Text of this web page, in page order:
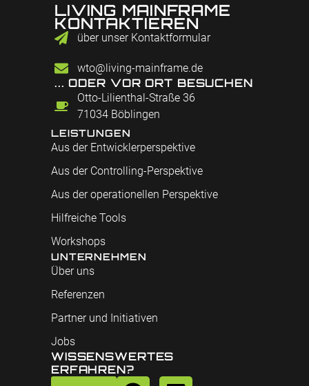
LIVING MAINFRAME
KONTAKTIEREN
über unser Kontaktformular
wto@living-mainframe.de
... ODER VOR ORT BESUCHEN
Otto-Lilienthal-Straße 36
71034 Böblingen
LEISTUNGEN
Aus der Entwicklerperspektive
Aus der Controlling-Perspektive
Aus der operationellen Perspektive
Hilfreiche Tools
Workshops
UNTERNEHMEN
Über uns
Referenzen
Partner und Initiativen
Jobs
WISSENSWERTES
ERFAHREN?